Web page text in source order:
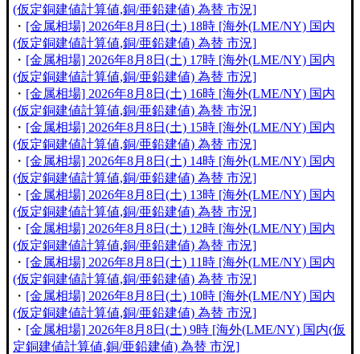
(仮定銅建値計算値,銅/亜鉛建値) 為替 市況]
・ [金属相場] 2026年8月8日(土) 18時 [海外(LME/NY) 国内
(仮定銅建値計算値,銅/亜鉛建値) 為替 市況]
・ [金属相場] 2026年8月8日(土) 17時 [海外(LME/NY) 国内
(仮定銅建値計算値,銅/亜鉛建値) 為替 市況]
・ [金属相場] 2026年8月8日(土) 16時 [海外(LME/NY) 国内
(仮定銅建値計算値,銅/亜鉛建値) 為替 市況]
・ [金属相場] 2026年8月8日(土) 15時 [海外(LME/NY) 国内
(仮定銅建値計算値,銅/亜鉛建値) 為替 市況]
・ [金属相場] 2026年8月8日(土) 14時 [海外(LME/NY) 国内
(仮定銅建値計算値,銅/亜鉛建値) 為替 市況]
・ [金属相場] 2026年8月8日(土) 13時 [海外(LME/NY) 国内
(仮定銅建値計算値,銅/亜鉛建値) 為替 市況]
・ [金属相場] 2026年8月8日(土) 12時 [海外(LME/NY) 国内
(仮定銅建値計算値,銅/亜鉛建値) 為替 市況]
・ [金属相場] 2026年8月8日(土) 11時 [海外(LME/NY) 国内
(仮定銅建値計算値,銅/亜鉛建値) 為替 市況]
・ [金属相場] 2026年8月8日(土) 10時 [海外(LME/NY) 国内
(仮定銅建値計算値,銅/亜鉛建値) 為替 市況]
・ [金属相場] 2026年8月8日(土) 9時 [海外(LME/NY) 国内(仮
定銅建値計算値,銅/亜鉛建値) 為替 市況]